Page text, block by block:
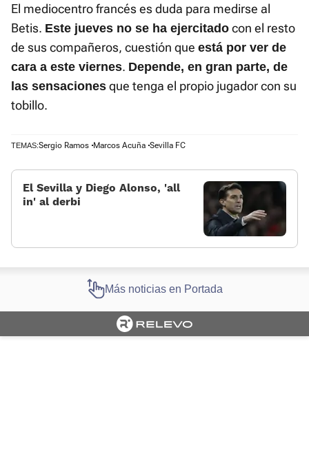
El mediocentro francés es duda para medirse al
Betis. Este jueves no se ha ejercitado con el resto
de sus compañeros, cuestión que está por ver de
cara a este viernes. Depende, en gran parte, de
las sensaciones que tenga el propio jugador con su
tobillo.
TEMAS:Sergio Ramos Marcos Acuña Sevilla FC
El Sevilla y Diego Alonso, 'all
in' al derbi
Más noticias en Portada